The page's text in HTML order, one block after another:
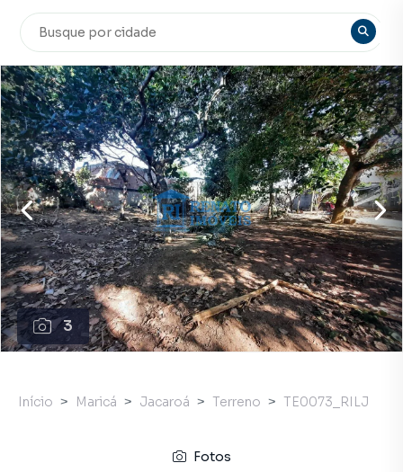
3
Início Maricá Jacaroá Terreno TE0073_RILJ
Fotos